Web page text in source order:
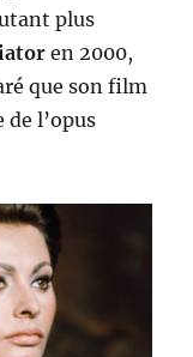
plus
en 2000,
que son film
l’opus